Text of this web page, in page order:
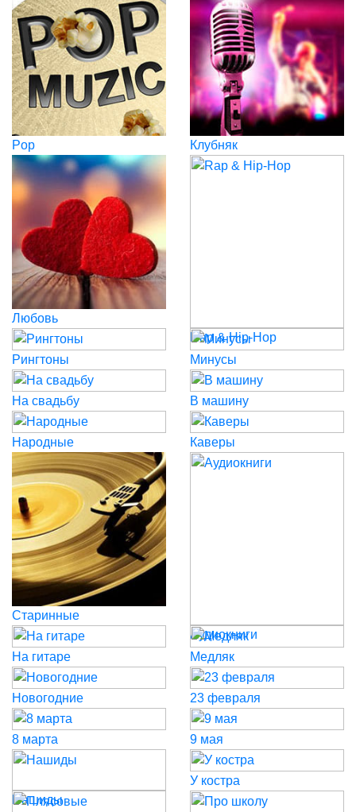
Pop Клубняк
Любовь
Rap & Hip-Hop
Рингтоны
Минусы
На свадьбу В машину
Народные Каверы
Старинные
Аудиокниги
На гитаре
Медляк
Новогодние 23 февраля
8 марта 9 мая
Нашиды
У костра